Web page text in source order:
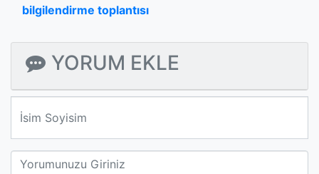
bilgilendirme toplantısı
YORUM EKLE